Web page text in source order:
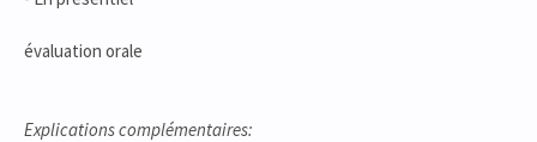
évaluation orale
Explications complémentaires: